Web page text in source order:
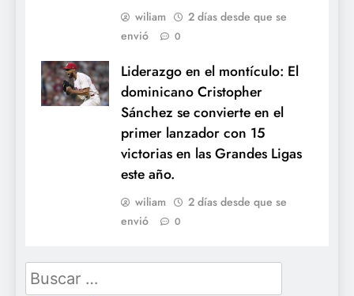
wiliam
2 días desde que se
envió
0
Liderazgo en el montículo: El
dominicano Cristopher
Sánchez se convierte en el
primer lanzador con 15
victorias en las Grandes Ligas
este año.
wiliam
2 días desde que se
envió
0
Buscar: